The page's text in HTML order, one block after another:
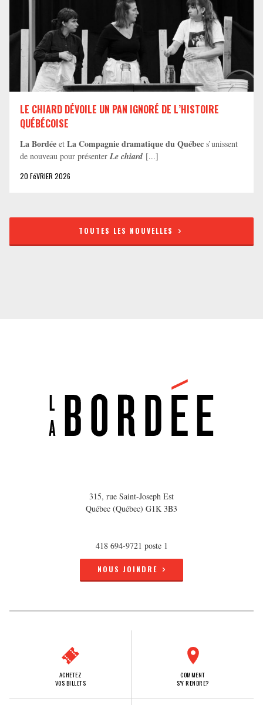
LE CHIARD DÉVOILE UN PAN IGNORÉ DE L’HISTOIRE
QUÉBÉCOISE
La Bordée et La Compagnie dramatique du Québec s’unissent
de nouveau pour présenter Le chiard [...]
20 FéVRIER 2026
TOUTES LES NOUVELLES
315, rue Saint-Joseph Est
Québec (Québec) G1K 3B3
418 694-9721 poste 1
NOUS JOINDRE
ACHETEZ
VOS BILLETS
COMMENT
S'Y RENDRE?